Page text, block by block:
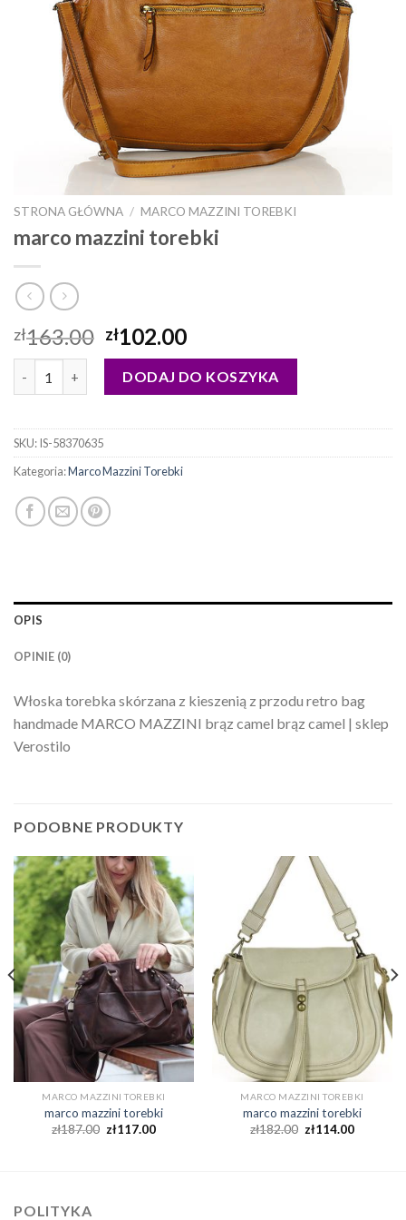
STRONA GŁÓWNA / MARCO MAZZINI TOREBKI
marco mazzini torebki
zł163.00 zł102.00
DODAJ DO KOSZYKA
SKU:IS-58370635
Kategoria:Marco Mazzini Torebki
OPIS
OPINIE (0)
Włoska torebka skórzana z kieszenią z przodu retro bag
handmade MARCO MAZZINI brąz camel brąz camel | sklep
Verostilo
PODOBNE PRODUKTY
MARCO MAZZINI TOREBKI
marco mazzini torebki
zł187.00 zł117.00
MARCO MAZZINI TOREBKI
marco mazzini torebki
zł182.00 zł114.00
POLITYKA